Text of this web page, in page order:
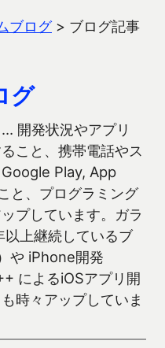
ブログ> ブログ記事
グ
開発状況やアプリ
こと、携帯電話やス
Play, App
と、プログラミング
プしています。ガラ
上継続しているブ
や iPhone開発
によるiOSアプリ開
時々アップしていま